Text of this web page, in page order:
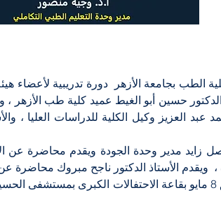
الأستاذ الدكتور ناجح مبروك محاضرة